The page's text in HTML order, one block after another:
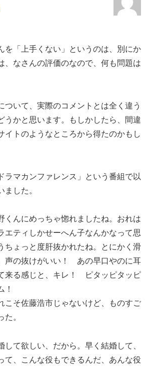
を「上手くない」というのは、別にか
、なさんの評価のなので、何も問題は
ついて、実際のコメントとは全く違う
うかと思います。もしかしたら、間違
イトのようなところから得たのかもし
ラマカンファレンス」という番組で以
ました。
くんにめっちゃ惚れましたね。おれは
エティしかせーへん子なんかなって思
ちょっと度肝抜かれたね。とにかく滑
声の抜けがいい！ あの早口やのに耳
来る感じと、キレ！ ピタッピタッピ
！
そ佐藤浩市じゃないけど、ものすご
た。
して欲しい、だから。早く結婚して、
て、こんな役もできるんだ、あんな役